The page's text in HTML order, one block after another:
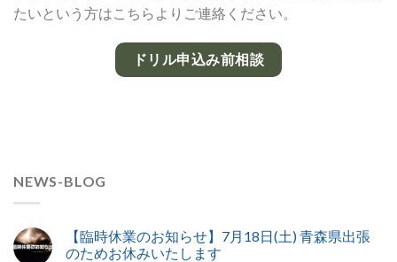
たいという方はこちらよりご連絡ください。
ドリル申込み前相談
NEWS-BLOG
【臨時休業のお知らせ】7月18日(土) 青森県出張
のためお休みいたします